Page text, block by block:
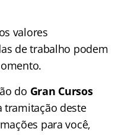
valores
de trabalho podem
do Gran Cursos
tramitação deste
para você,